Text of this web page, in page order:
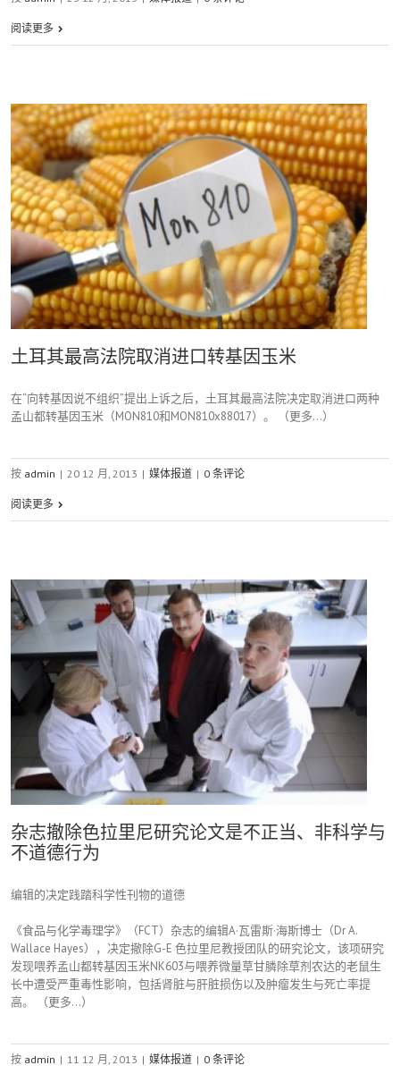
阅读更多
土耳其最高法院取消进口转基因玉米
在“向转基因说不组织”提出上诉之后，土耳其最高法院决定取消进口两种
孟山都转基因玉米（MON810和MON810x88017）。 （更多…）
按 admin | 20 12 月, 2013 | 媒体报道 | 0 条评论
阅读更多
杂志撤除色拉里尼研究论文是不正当、非科学与
不道德行为
编辑的决定践踏科学性刊物的道德
《食品与化学毒理学》（FCT）杂志的编辑A·瓦雷斯·海斯博士（Dr A.
Wallace Hayes），决定撤除G-E 色拉里尼教授团队的研究论文，该项研究
发现喂养孟山都转基因玉米NK603与喂养微量草甘膦除草剂农达的老鼠生
长中遭受严重毒性影响，包括肾脏与肝脏损伤以及肿瘤发生与死亡率提
高。 （更多…）
按 admin | 11 12 月, 2013 | 媒体报道 | 0 条评论